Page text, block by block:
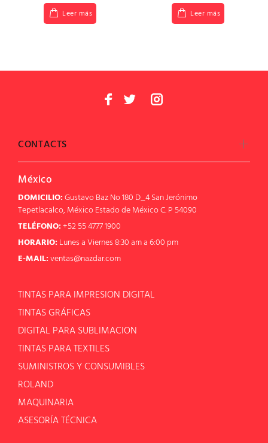
Leer más Leer más
CONTACTS
México
DOMICILIO:Gustavo Baz No 180 D_4 San Jerónimo
Tepetlacalco, México Estado de México C. P 54090
TELÉFONO:+52 55 4777 1900
HORARIO: Lunes a Viernes 8:30 am a 6:00 pm
E-MAIL:ventas@nazdar.com
TINTAS PARA IMPRESION DIGITAL
TINTAS GRÁFICAS
DIGITAL PARA SUBLIMACION
TINTAS PARA TEXTILES
SUMINISTROS Y CONSUMIBLES
ROLAND
MAQUINARIA
ASESORÍA TÉCNICA